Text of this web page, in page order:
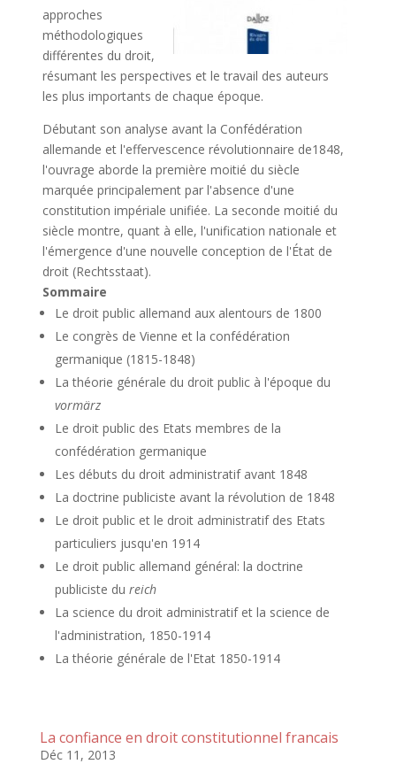
approches
méthodologiques
différentes du droit,
résumant les perspectives et le travail des auteurs
les plus importants de chaque époque.
Débutant son analyse avant la Confédération
allemande et l'effervescence révolutionnaire de1848,
l'ouvrage aborde la première moitié du siècle
marquée principalement par l'absence d'une
constitution impériale unifiée. La seconde moitié du
siècle montre, quant à elle, l'unification nationale et
l'émergence d'une nouvelle conception de l'État de
droit (Rechtsstaat).
Sommaire
Le droit public allemand aux alentours de 1800
Le congrès de Vienne et la confédération
germanique (1815-1848)
La théorie générale du droit public à l'époque du
vormärz
Le droit public des Etats membres de la
confédération germanique
Les débuts du droit administratif avant 1848
La doctrine publiciste avant la révolution de 1848
Le droit public et le droit administratif des Etats
particuliers jusqu'en 1914
Le droit public allemand général: la doctrine
publiciste du reich
La science du droit administratif et la science de
l'administration, 1850-1914
La théorie générale de l'Etat 1850-1914
La confiance en droit constitutionnel francais
Déc 11, 2013